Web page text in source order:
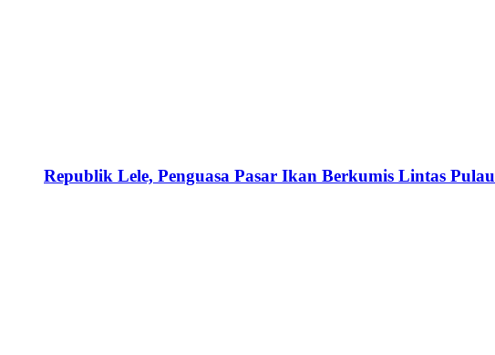
Republik Lele, Penguasa Pasar Ikan Berkumis Lintas Pulau